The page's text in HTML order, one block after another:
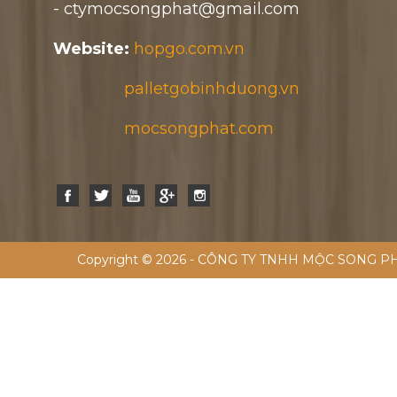
- ctymocsongphat@gmail.com
Website: hopgo.com.vn
palletgobinhduong.vn
mocsongphat.com
Copyright © 2026 - CÔNG TY TNHH MỘC SONG